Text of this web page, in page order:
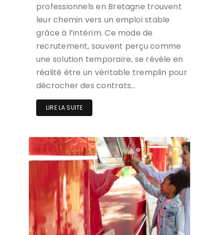
professionnels en Bretagne trouvent
leur chemin vers un emploi stable
grâce à l’intérim. Ce mode de
recrutement, souvent perçu comme
une solution temporaire, se révèle en
réalité être un véritable tremplin pour
décrocher des contrats…
LIRE LA SUITE